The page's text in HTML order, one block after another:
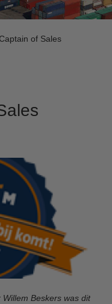
of Sales
Beskers was dit